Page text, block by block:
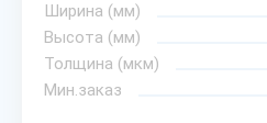
Ширина (мм)
Высота (мм)
Толщина (мкм)
Мин.заказ